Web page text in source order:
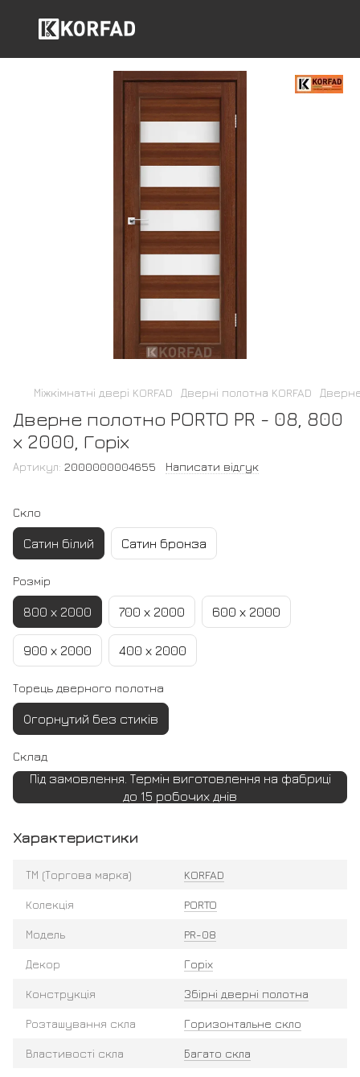
Міжкімнатні двері KORFAD Дверні полотна KORFAD
Дверне полотно PORTO PR - 08, 800
х 2000, Горіх
Артикул: 2000000004655 Написати відгук
Скло
Сатин білий Сатин бронза
Розмір
800 х 2000 700 х 2000 600 х 2000
900 х 2000 400 х 2000
Торець дверного полотна
Огорнутий без стиків
Склад
Під замовлення. Термін виготовлення на фабриці
до 15 робочих днів
Характеристики
ТМ (Торгова марка) KORFAD
Колекція PORTO
Модель PR-08
Декор Горіх
Конструкція Збірні дверні полотна
Розташування скла Горизонтальне скло
Властивості скла Багато скла